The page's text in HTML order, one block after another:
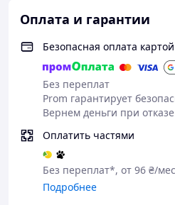
перенапряжения, короткого
загорания и т.д.
Охлаждение вентилятором
тепла используется
вентилятор, что значительно
устройства.
4 режима работы
вручную с помощью кнопки:
CAR/TRUCK" – стандартный
типов свинцово-кислотных
Оплата и гарантии
Безопасная оплата картой
Без переплат
Prom гарантирует
Вернем деньги при
Оплатить частями
Без переплат*, от 96 ₴/
Подробнее